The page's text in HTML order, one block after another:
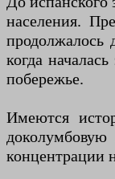
населения.
когда
побережье.
Имеются
концентрации